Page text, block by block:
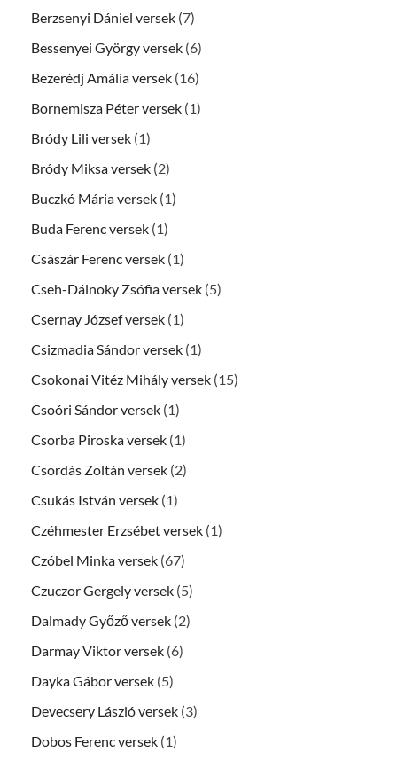
Berzsenyi Dániel versek (7)
Bessenyei György versek (6)
Bezerédj Amália versek (16)
Bornemisza Péter versek (1)
Bródy Lili versek (1)
Bródy Miksa versek (2)
Buczkó Mária versek (1)
Buda Ferenc versek (1)
Császár Ferenc versek (1)
Cseh-Dálnoky Zsófia versek (5)
Csernay József versek (1)
Csizmadia Sándor versek (1)
Csokonai Vitéz Mihály versek (15)
Csoóri Sándor versek (1)
Csorba Piroska versek (1)
Csordás Zoltán versek (2)
Csukás István versek (1)
Czéhmester Erzsébet versek (1)
Czóbel Minka versek (67)
Czuczor Gergely versek (5)
Dalmady Győző versek (2)
Darmay Viktor versek (6)
Dayka Gábor versek (5)
Devecsery László versek (3)
Dobos Ferenc versek (1)